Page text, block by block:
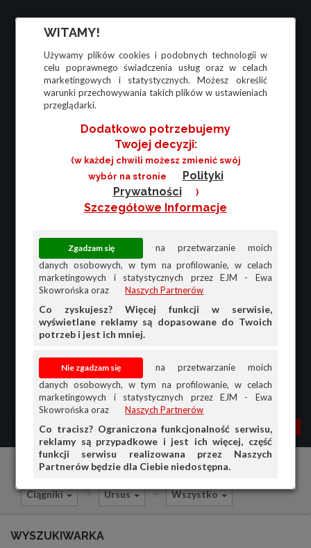
WITAMY!
Używamy plików cookies i podobnych technologii w
celu poprawnego świadczenia usług oraz w celach
marketingowych i statystycznych. Możesz określić
warunki przechowywania takich plików w ustawieniach
przeglądarki.
Dodatkowo potrzebujemy
Twojej decyzji:
(w każdej chwili możesz zmienić swój
wybór na stronie
Polityki
Prywatności
)
Szczegółowe Informacje
na przetwarzanie moich
danych osobowych, w tym na profilowanie, w celach
marketingowych i statystycznych przez EJM - Ewa
Skowrońska oraz
Naszych Partnerów
Co zyskujesz? Więcej funkcji w serwisie,
wyświetlane reklamy są dopasowane do Twoich
potrzeb i jest ich mniej.
na przetwarzanie moich
danych osobowych, w tym na profilowanie, w celach
marketingowych i statystycznych przez EJM - Ewa
Skowrońska oraz
Naszych Partnerów
Co tracisz? Ograniczona funkcjonalność serwisu,
reklamy są przypadkowe i jest ich więcej, część
funkcji serwisu realizowana przez Naszych
Partnerów będzie dla Ciebie niedostępna.
MENU MOJA AG
PRZEGLĄD
OFERTA DLA FIRM
Części do maszyn rolniczych Sprzedam
Ciągniki Ursus Wszystko
WYSZUKIWARKA